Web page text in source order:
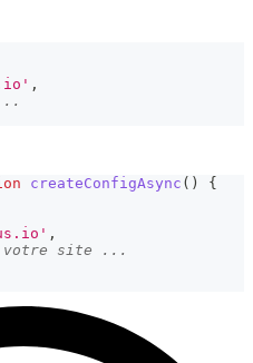
,
createConfigAsync ( )
{
,
votre site ...